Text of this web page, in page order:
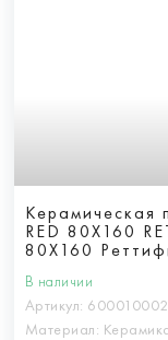
Керамическая
RED 80X160
80X160
В наличии
Артикул:
Материал: